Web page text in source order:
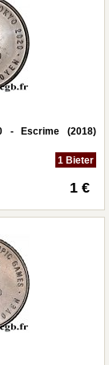
- Escrime (2018)
1 Bieter
1 €